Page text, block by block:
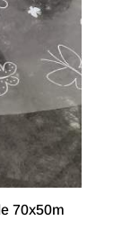
70x50m